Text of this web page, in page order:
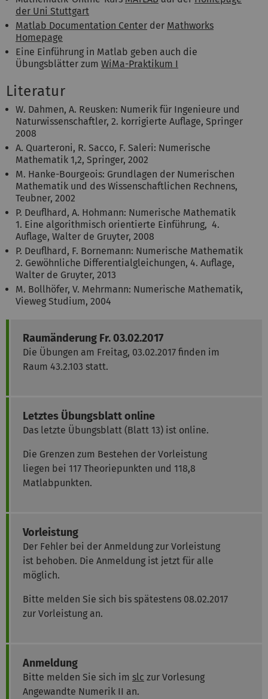
der Uni Stuttgart
Matlab Documentation Center der Mathworks
Homepage
Eine Einführung in Matlab geben auch die
Übungsblätter zum WiMa-Praktikum I
Literatur
W. Dahmen, A. Reusken: Numerik für Ingenieure und
Naturwissenschaftler, 2. korrigierte Auflage, Springer
2008
A. Quarteroni, R. Sacco, F. Saleri: Numerische
Mathematik 1,2, Springer, 2002
M. Hanke-Bourgeois: Grundlagen der Numerischen
Mathematik und des Wissenschaftlichen Rechnens,
Teubner, 2002
P. Deuflhard, A. Hohmann: Numerische Mathematik
1. Eine algorithmisch orientierte Einführung, 4.
Auflage, Walter de Gruyter, 2008
P. Deuflhard, F. Bornemann: Numerische Mathematik
2. Gewöhnliche Differentialgleichungen, 4. Auflage,
Walter de Gruyter, 2013
M. Bollhöfer, V. Mehrmann: Numerische Mathematik,
Vieweg Studium, 2004
Raumänderung Fr. 03.02.2017
Die Übungen am Freitag, 03.02.2017 finden im
Raum 43.2.103 statt.
Letztes Übungsblatt online
Das letzte Übungsblatt (Blatt 13) ist online.
Die Grenzen zum Bestehen der Vorleistung
liegen bei 117 Theoriepunkten und 118,8
Matlabpunkten.
Vorleistung
Der Fehler bei der Anmeldung zur Vorleistung
ist behoben. Die Anmeldung ist jetzt für alle
möglich.
Bitte melden Sie sich bis spätestens 08.02.2017
zur Vorleistung an.
Anmeldung
Bitte melden Sie sich im slc zur Vorlesung
Angewandte Numerik II an.